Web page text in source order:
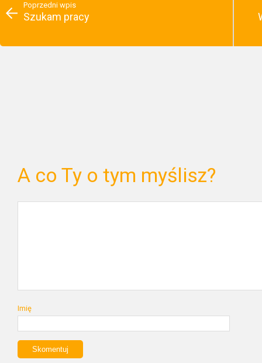
Poprzedni wpis
Szukam pracy
A co Ty o tym myślisz?
Imię